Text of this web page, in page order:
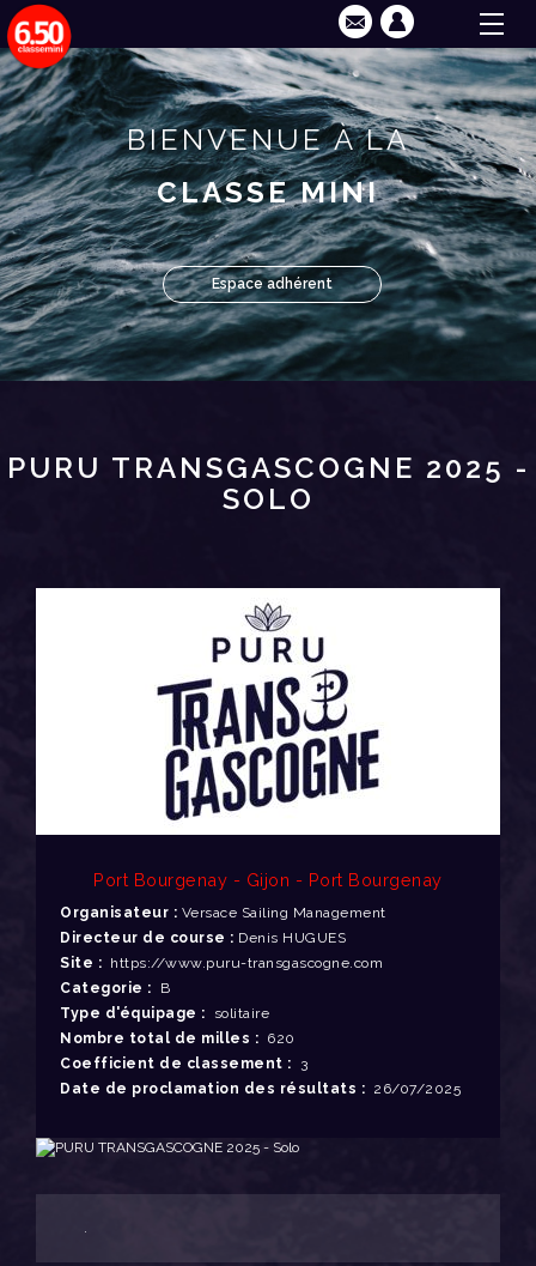
BIENVENUE À LA
CLASSE MINI
Espace adhérent
PURU TRANSGASCOGNE 2025 -
SOLO
Port Bourgenay - Gijon - Port Bourgenay
Organisateur : Versace Sailing Management
Directeur de course : Denis HUGUES
Site : https://www.puru-transgascogne.com
Categorie : B
Type d'équipage : solitaire
Nombre total de milles : 620
Coefficient de classement : 3
Date de proclamation des résultats : 26/07/2025
.